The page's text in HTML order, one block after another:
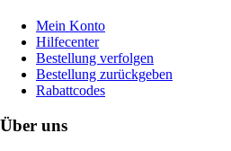
Mein Konto
Hilfecenter
Bestellung verfolgen
Bestellung zurückgeben
Rabattcodes
Über uns